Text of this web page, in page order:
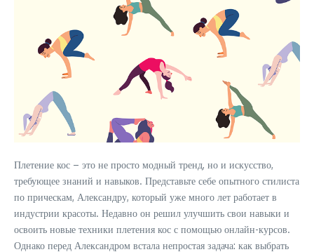
Плетение кос – это не просто модный тренд, но и искусство,
требующее знаний и навыков. Представьте себе опытного стилиста
по прическам, Александру, который уже много лет работает в
индустрии красоты. Недавно он решил улучшить свои навыки и
освоить новые техники плетения кос с помощью онлайн-курсов.
Однако перед Александром встала непростая задача: как выбрать